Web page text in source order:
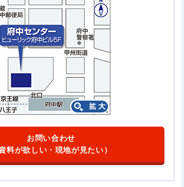
お問い合わせ
資料が欲しい・現地が見たい）